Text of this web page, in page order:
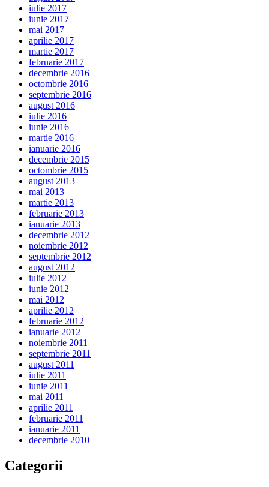
iulie 2017
iunie 2017
mai 2017
aprilie 2017
martie 2017
februarie 2017
decembrie 2016
octombrie 2016
septembrie 2016
august 2016
iulie 2016
iunie 2016
martie 2016
ianuarie 2016
decembrie 2015
octombrie 2015
august 2013
mai 2013
martie 2013
februarie 2013
ianuarie 2013
decembrie 2012
noiembrie 2012
septembrie 2012
august 2012
iulie 2012
iunie 2012
mai 2012
aprilie 2012
februarie 2012
ianuarie 2012
noiembrie 2011
septembrie 2011
august 2011
iulie 2011
iunie 2011
mai 2011
aprilie 2011
februarie 2011
ianuarie 2011
decembrie 2010
Categorii